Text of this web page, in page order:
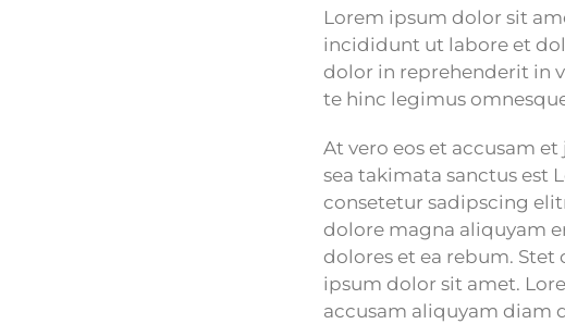
Lorem ipsum dolor sit
incididunt ut labore et
dolor in reprehenderit in
te hinc legimus
At vero eos et accusam
sea takimata sanctus est
consetetur sadipscing
dolore magna aliquyam
dolores et ea rebum. Stet
ipsum dolor sit amet.
accusam aliquyam diam